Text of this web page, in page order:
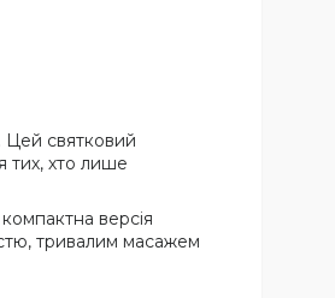
Цей святковий
тих, хто лише
версія
тривалим масажем